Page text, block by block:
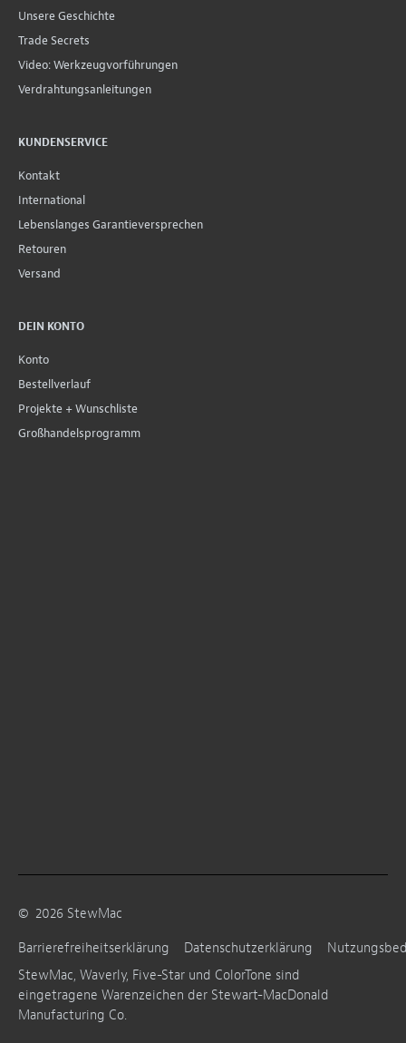
Unsere Geschichte
Trade Secrets
Video: Werkzeugvorführungen
Verdrahtungsanleitungen
KUNDENSERVICE
Kontakt
International
Lebenslanges Garantieversprechen
Retouren
Versand
DEIN KONTO
Konto
Bestellverlauf
Projekte + Wunschliste
Großhandelsprogramm
© 2026 StewMac
Barrierefreiheitserklärung
Datenschutzerklärung
StewMac, Waverly, Five-Star und ColorTone sind
eingetragene Warenzeichen der Stewart-MacDonald
Manufacturing Co.